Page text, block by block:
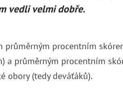
vedli velmi dobře.
procentním
a průměrným procentním
obory (tedy deváťáků).